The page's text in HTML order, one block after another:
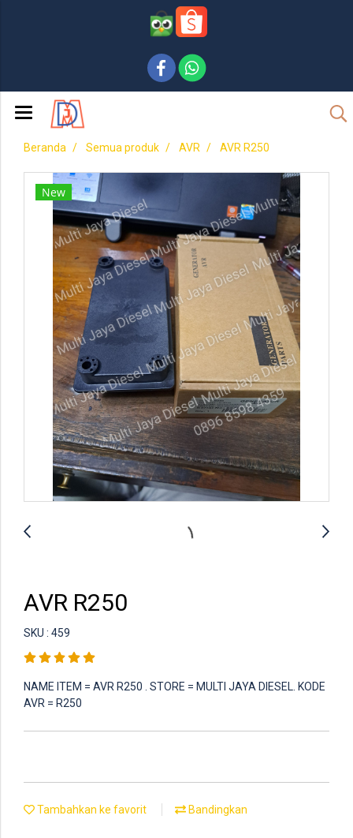
Beranda Semua produk AVR AVR R250
New
AVR R250
SKU : 459
NAME ITEM = AVR R250 . STORE = MULTI JAYA DIESEL. KODE
AVR = R250
Tambahkan ke favorit Bandingkan